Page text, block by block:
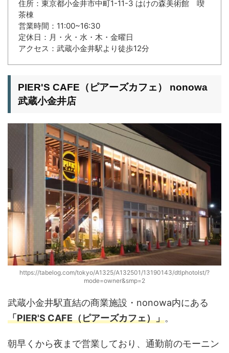
住所：東京都小金井市中町1-11-3 はけの森美術館 喫
茶棟
営業時間：11:00~16:30
定休日：月・火・水・木・金曜日
アクセス：武蔵小金井駅より徒歩12分
PIER'S CAFE（ピアーズカフェ） nonowa
武蔵小金井店
https://tabelog.com/tokyo/A1325/A132501/13190143/dtlphotolst/?
mode=owner&smp=2
武蔵小金井駅直結の商業施設・nonowa内にある
「PIER'S CAFE（ピアーズカフェ）」。
朝早くから夜まで営業しており、通勤前のモーニン